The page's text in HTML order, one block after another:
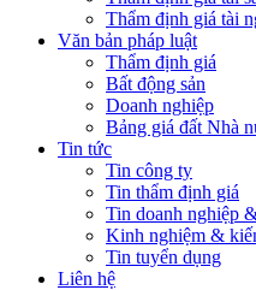
Thẩm định giá tài
Văn bản pháp luật
Thẩm định giá
Bất động sản
Doanh nghiệp
Bảng giá đất Nhà
Tin tức
Tin công ty
Tin thẩm định giá
Tin doanh nghiệp
Kinh nghiệm &
Tin tuyển dụng
Liên hệ